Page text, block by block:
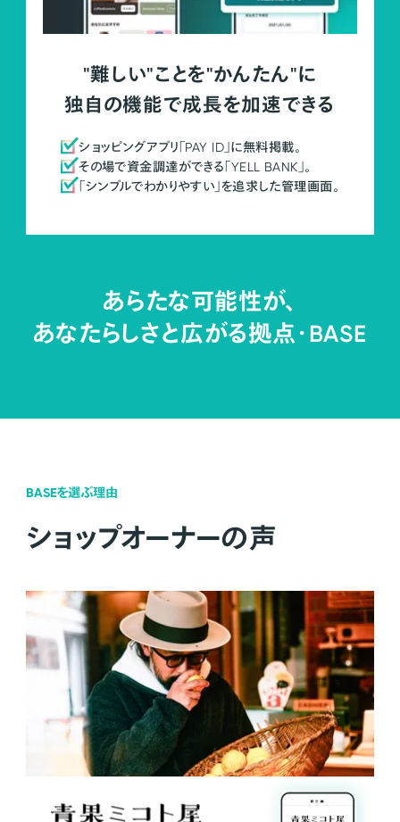
"難しい"ことを"かんたん"に
独自の機能で成長を加速できる
ショッピングアプリ「PAY ID」に無料掲載。
その場で資金調達ができる「YELL BANK」。
「シンプルでわかりやすい」を追求した管理画面。
あらたな可能性が、
あなたらしさと広がる拠点・BASE
BASEを選ぶ理由
ショップオーナーの声